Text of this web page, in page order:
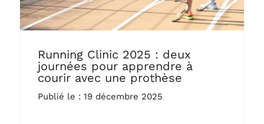
Running Clinic 2025 : deux
journées pour apprendre à
courir avec une prothèse
Publié le : 19 décembre 2025